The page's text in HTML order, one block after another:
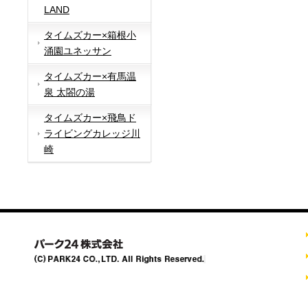
LAND
タイムズカー×箱根小
涌園ユネッサン
タイムズカー×有馬温
泉 太閤の湯
タイムズカー×飛鳥ド
ライビングカレッジ川
崎